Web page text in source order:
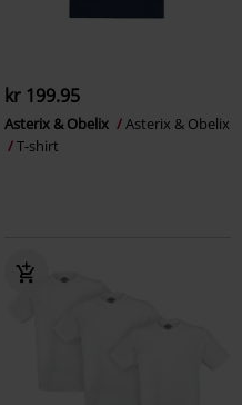
kr 199.95
Asterix & Obelix
Asterix & Obelix
T-shirt